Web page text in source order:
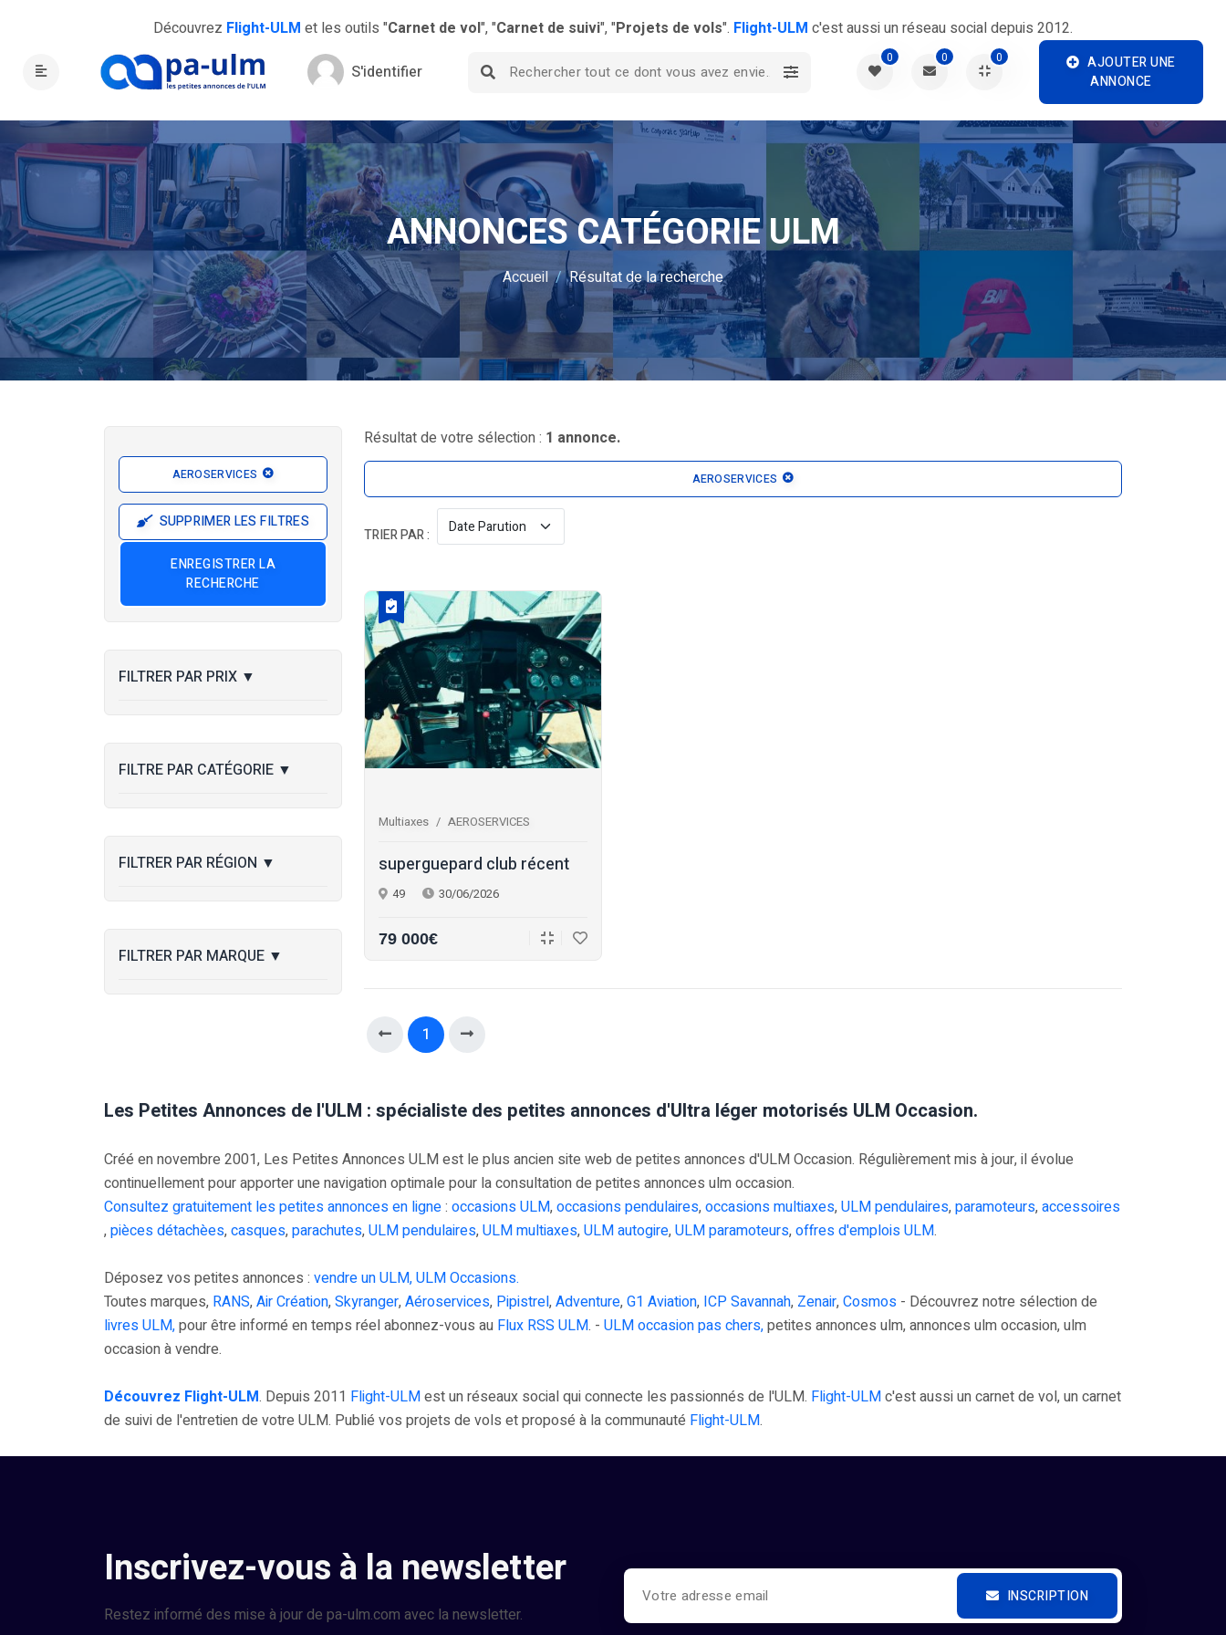
Découvrez Flight-ULM et les outils "Carnet de vol", "Carnet de suivi", "Projets de vols". Flight-ULM c'est aussi un réseau social depuis 2012.
S'identifier
0 0 0
AJOUTER UNE
ANNONCE
ANNONCES CATÉGORIE ULM
Accueil Résultat de la recherche
AEROSERVICES
SUPPRIMER LES FILTRES
ENREGISTRER LA
RECHERCHE
FILTRER PAR PRIX ▼
FILTRE PAR CATÉGORIE ▼
FILTRER PAR RÉGION ▼
FILTRER PAR MARQUE ▼
Résultat de votre sélection : 1 annonce.
AEROSERVICES
TRIER PAR :
Multiaxes AEROSERVICES
superguepard club récent
49 30/06/2026
79 000€
1
Les Petites Annonces de l'ULM : spécialiste des petites annonces d'Ultra léger motorisés ULM Occasion.
Créé en novembre 2001, Les Petites Annonces ULM est le plus ancien site web de petites annonces d'ULM Occasion. Régulièrement mis à jour, il évolue
continuellement pour apporter une navigation optimale pour la consultation de petites annonces ulm occasion.
Consultez gratuitement les petites annonces en ligne: occasions ULM,occasions pendulaires,occasions multiaxes,ULM pendulaires,paramoteurs,accessoires
,pièces détachèes,casques,parachutes,ULM pendulaires,ULM multiaxes,ULM autogire,ULM paramoteurs,offres d'emplois ULM.
Déposez vos petites annonces : vendre un ULM, ULM Occasions.
Toutes marques, RANS,Air Création,Skyranger,Aéroservices, Pipistrel,Adventure,G1 Aviation, ICP Savannah, Zenair,Cosmos - Découvrez notre sélection de
livres ULM,pour être informé en temps réel abonnez-vous au Flux RSS ULM. - ULM occasion pas chers,petites annonces ulm, annonces ulm occasion, ulm
occasion à vendre.
Découvrez Flight-ULM. Depuis 2011 Flight-ULMest un réseaux social qui connecte les passionnés de l'ULM. Flight-ULMc'est aussi un carnet de vol, un carnet
de suivi de l'entretien de votre ULM. Publié vos projets de vols et proposé à la communauté Flight-ULM.
Inscrivez-vous à la newsletter
Restez informé des mise à jour de pa-ulm.com avec la newsletter.
INSCRIPTION